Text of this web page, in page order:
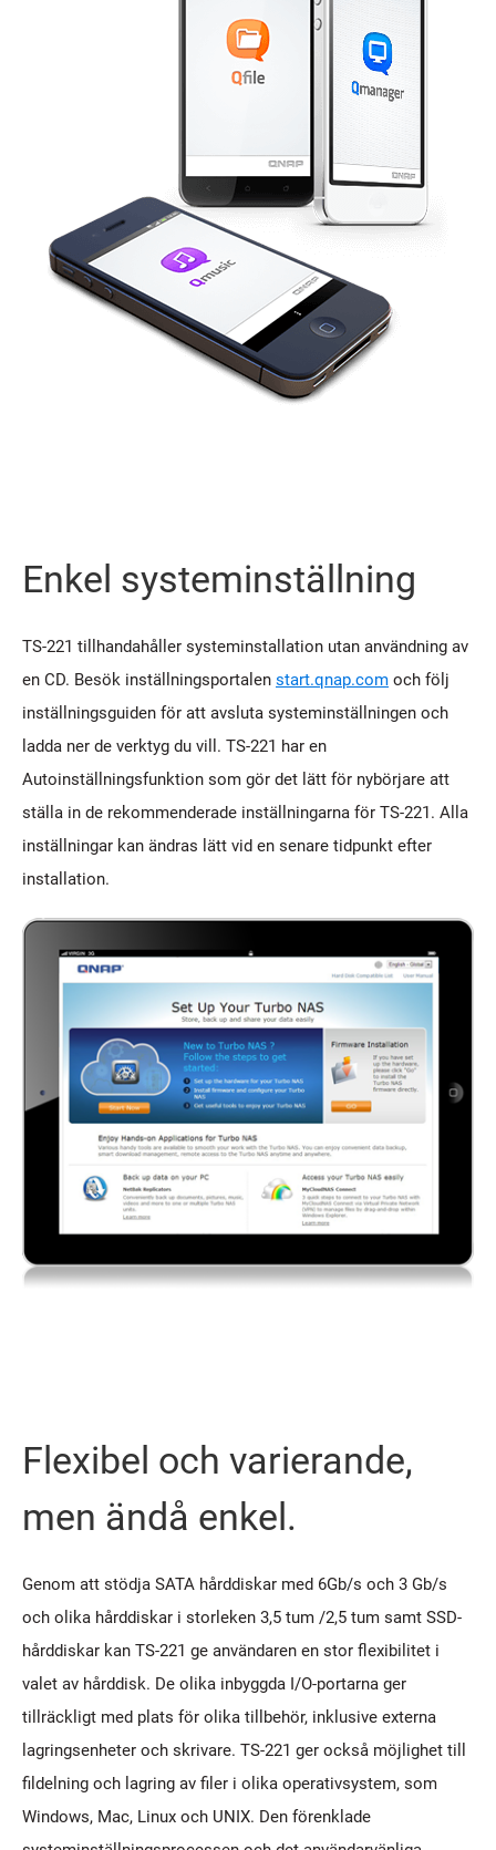
Enkel systeminställning
TS-221 tillhandahåller systeminstallation utan användning av
en CD. Besök inställningsportalen start.qnap.com och följ
inställningsguiden för att avsluta systeminställningen och
ladda ner de verktyg du vill. TS-221 har en
Autoinställningsfunktion som gör det lätt för nybörjare att
ställa in de rekommenderade inställningarna för TS-221. Alla
inställningar kan ändras lätt vid en senare tidpunkt efter
installation.
Flexibel och varierande,
men ändå enkel.
Genom att stödja SATA hårddiskar med 6Gb/s och 3 Gb/s
och olika hårddiskar i storleken 3,5 tum /2,5 tum samt SSD-
hårddiskar kan TS-221 ge användaren en stor flexibilitet i
valet av hårddisk. De olika inbyggda I/O-portarna ger
tillräckligt med plats för olika tillbehör, inklusive externa
lagringsenheter och skrivare. TS-221 ger också möjlighet till
fildelning och lagring av filer i olika operativsystem, som
Windows, Mac, Linux och UNIX. Den förenklade